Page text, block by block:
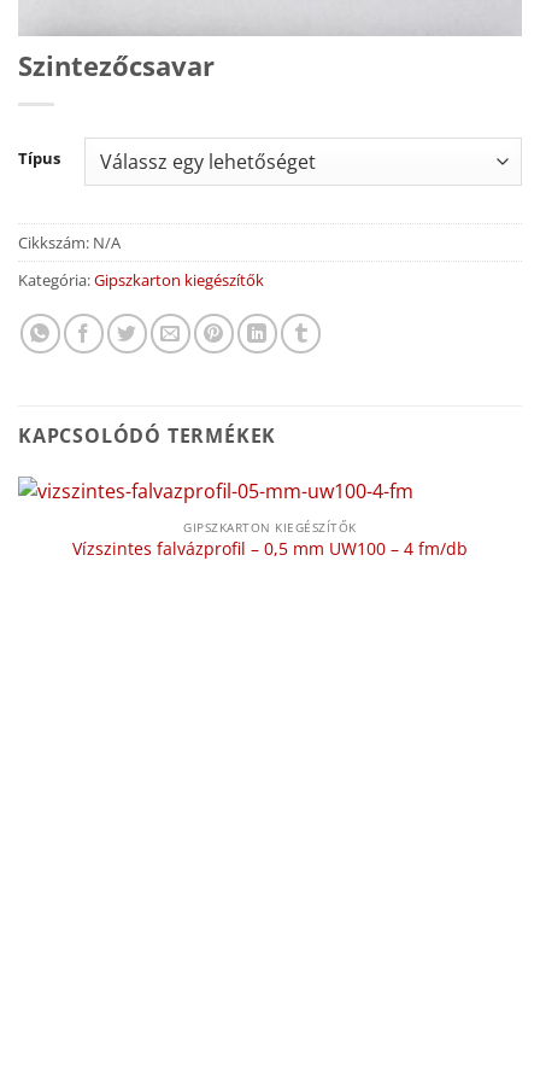
Szintezőcsavar
Típus
Cikkszám: N/A
Kategória:Gipszkarton kiegészítők
KAPCSOLÓDÓ TERMÉKEK
GIPSZKARTON KIEGÉSZÍTŐK
Vízszintes falvázprofil – 0,5 mm UW100 – 4 fm/db